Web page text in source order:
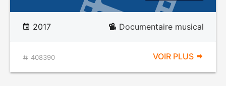
2017 Documentaire musical
408390 VOIR PLUS